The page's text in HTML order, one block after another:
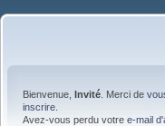
Bienvenue, Invité . Merci de
inscrire
Avez-vous perdu votre e-mail